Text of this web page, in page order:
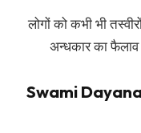
लोगों को कभी भी
अन्धकार का
Swami